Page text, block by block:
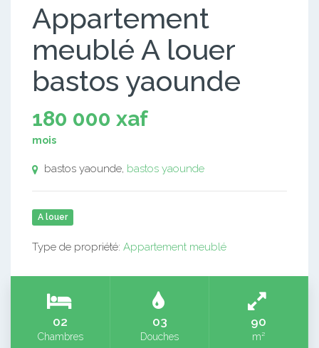
Appartement
meublé A louer
bastos yaounde
180 000 xaf
mois
bastos yaounde, bastos yaounde
A louer
Type de propriété: Appartement meublé
02
Chambres
03
Douches
90
m²